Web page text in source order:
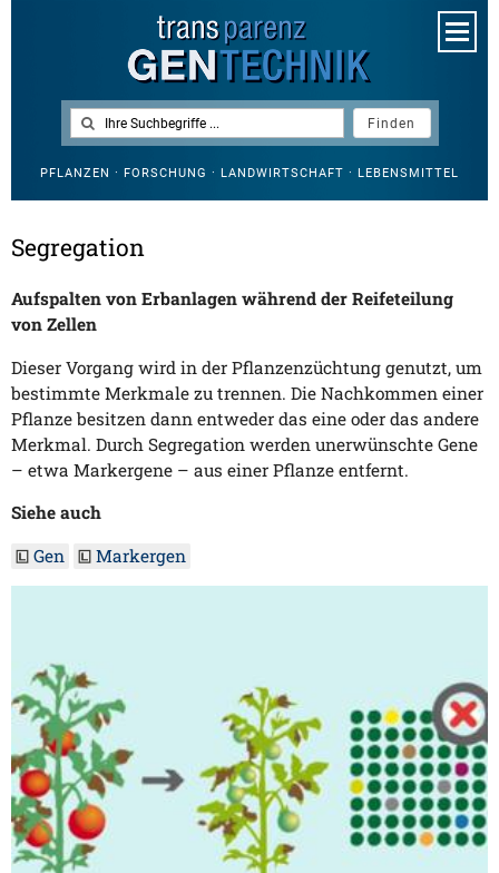
PFLANZEN · FORSCHUNG · LANDWIRTSCHAFT · LEBENSMITTEL
Segregation
Aufspalten von Erbanlagen während der Reifeteilung
von Zellen
Dieser Vorgang wird in der Pflanzenzüchtung genutzt, um
bestimmte Merkmale zu trennen. Die Nachkommen einer
Pflanze besitzen dann entweder das eine oder das andere
Merkmal. Durch Segregation werden unerwünschte Gene
– etwa Markergene – aus einer Pflanze entfernt.
Siehe auch
Gen
Markergen